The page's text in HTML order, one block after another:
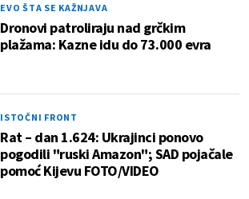
EVO ŠTA SE KAŽNJAVA
Dronovi patroliraju nad grčkim
plažama: Kazne idu do 73.000 evra
ISTOČNI FRONT
Rat – dan 1.624: Ukrajinci ponovo
pogodili "ruski Amazon"; SAD pojačale
pomoć Kijevu FOTO/VIDEO